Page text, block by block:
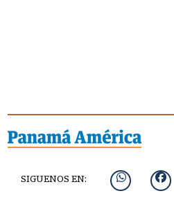
SIGUENOS EN: